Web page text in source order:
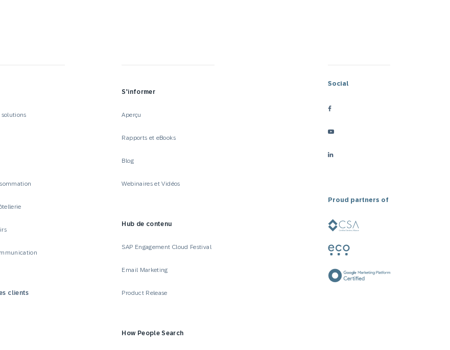
solutions
clients
S’informer
Aperçu
Rapports et eBooks
Blog
Webinaires et Vidéos
Hub de contenu
SAP Engagement Cloud Festival
Email Marketing
Product Release
How People Search
Social
Proud partners of